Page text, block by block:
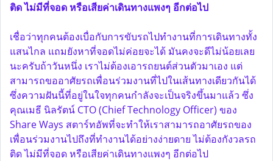
ติด ไม่มีที่จอด หรือเสียค่าเดินทางแพงๆ อีกต่อไป
เชื่อว่าทุกคนต้องเบื่อกับการขับรถไปทำงานที่การเดินทางทั้ง
แสนไกล แถมยังหาที่จอดไม่ค่อยจะได้ มันคงจะดีไม่น้อยเลย
นะครับถ้าวันหนึ่ง เราไม่ต้องเอารถยนต์ส่วนตัวมาเอง แต่
สามารถขออาศัยรถเพื่อนร่วมงานที่ไปในเส้นทางเดียวกันได้
ซึ่งความฝันนี้ที่อยู่ในใจทุกคนกำลังจะเป็นจริงขึ้นมาแล้ว ซึ่ง
คุณเมธี นิลรัตน์ CTO (Chief Technology Officer) ของ
Share Ways สตาร์ทอัพที่จะทำให้เราสามารถอาศัยรถของ
เพื่อนร่วมงานไปถึงที่ทำงานได้อย่างง่ายดาย ไม่ต้องกังวลรถ
ติด ไม่มีที่จอด หรือเสียค่าเดินทางแพงๆ อีกต่อไป